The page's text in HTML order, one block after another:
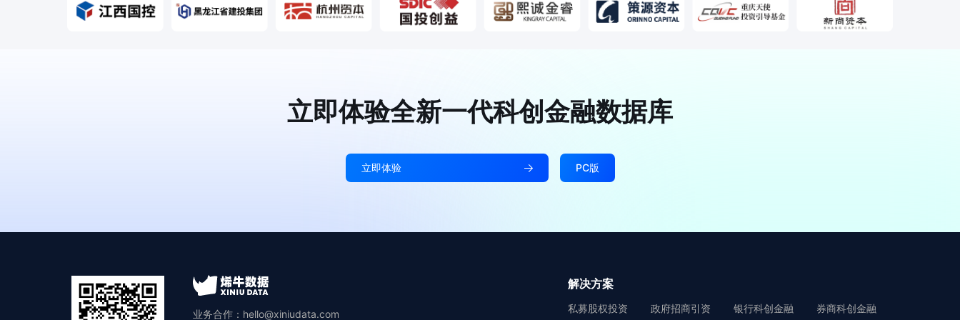
立即体验全新一代科创金融数据库
立即体验 PC版
业务合作：hello@xiniudata.com
解决方案
私募股权投资 政府招商引资 银行科创金融 券商科创金融